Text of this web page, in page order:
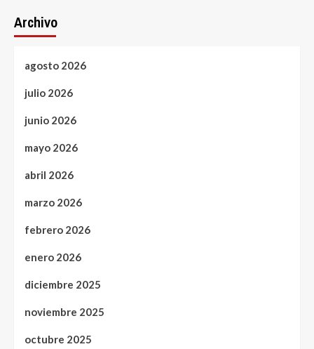
Archivo
agosto 2026
julio 2026
junio 2026
mayo 2026
abril 2026
marzo 2026
febrero 2026
enero 2026
diciembre 2025
noviembre 2025
octubre 2025